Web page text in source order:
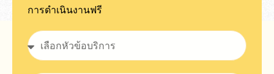
การดำเนินงานฟรี